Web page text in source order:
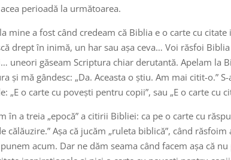
perioadă la următoarea.
mine a fost când credeam că Biblia e o carte cu
drept în inimă, un har sau așa ceva… Voi răsfoi
uneori găseam Scriptura chiar derutantă. Apelam la
și mă gândesc: „Da. Aceasta o știu. Am mai citit-
„E o carte cu povești pentru copii”, sau „E o carte
în a treia „epocă” a citirii Bibliei: ca pe o carte cu
călăuzire.” Așa că jucăm „ruleta biblică”, când
acum. Dar ne dăm seama când facem așa că